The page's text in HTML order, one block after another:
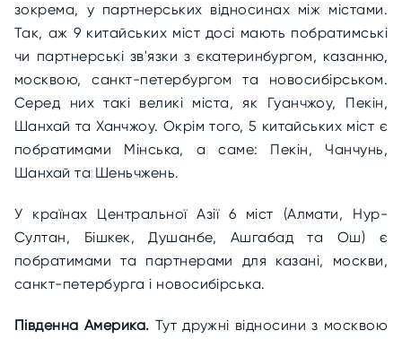
зокрема, у партнерських відносинах між містами.
Так, аж 9 китайських міст досі мають побратимські
чи партнерські зв'язки з єкатеринбургом, казанню,
москвою, санкт-петербургом та новосибірськом.
Серед них такі великі міста, як Гуанчжоу, Пекін,
Шанхай та Ханчжоу. Окрім того, 5 китайських міст є
побратимами Мінська, а саме: Пекін, Чанчунь,
Шанхай та Шеньчжень.
У країнах Центральної Азії 6 міст (Алмати, Нур-
Султан, Бішкек, Душанбе, Ашгабад та Ош) є
побратимами та партнерами для казані, москви,
санкт-петербурга і новосибірська.
Південна Америка. Тут дружні відносини з москвою